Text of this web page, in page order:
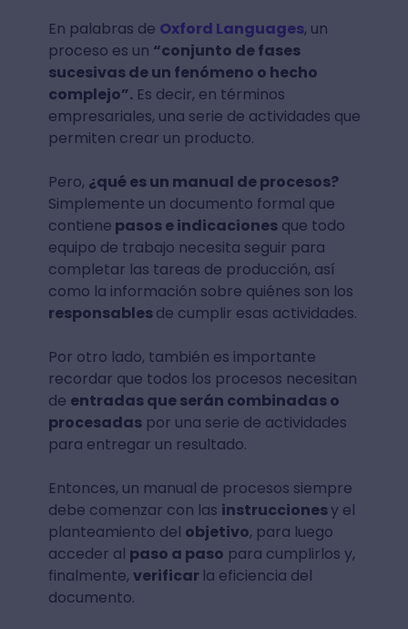
En palabras de Oxford Languages, un
proceso es un “conjunto de fases
sucesivas de un fenómeno o hecho
complejo”.Es decir, en términos
empresariales, una serie de actividades que
permiten crear un producto.
Pero, ¿qué es un manual de procesos?
Simplemente un documento formal que
contiene pasos e indicacionesque todo
equipo de trabajo necesita seguir para
completar las tareas de producción, así
como la información sobre quiénes son los
responsablesde cumplir esas actividades.
Por otro lado, también es importante
recordar que todos los procesos necesitan
de entradas que serán combinadas o
procesadaspor una serie de actividades
para entregar un resultado.
Entonces, un manual de procesos siempre
debe comenzar con las instruccionesy el
planteamiento del objetivo, para luego
acceder al paso a paso para cumplirlos y,
finalmente, verificar la eficiencia del
documento.